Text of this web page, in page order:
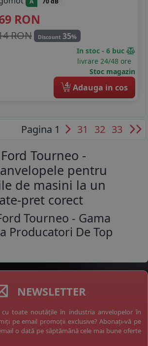
RON
RON Discount 35%
In stoc - 6 buc
livrare 24/48 ore
Stoc magazin
4 Adauga in cos
Pagina 1 31 32 33
Tourneo -
pentru
de masini la un
pret corect
Tourneo - Gama
Producatori De Top
NEWSLETTER
toate noutățile în industria anvelopelor în
pe email promoții exclusive? Abonați-vă pe
o dată pe săptămână cele mai bune oferte